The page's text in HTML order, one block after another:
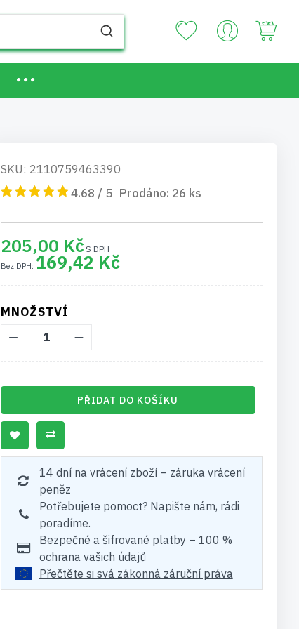
SKU: 2110759463390
4.68 / 5 Prodáno: 26 ks
205,00 Kč
169,42 Kč
MNOŽSTVÍ
PŘIDAT DO KOŠÍKU
14 dní na vrácení zboží – záruka vrácení
peněz
Potřebujete pomoct? Napište nám, rádi
poradíme.
Bezpečné a šifrované platby – 100 %
ochrana vašich údajů
Přečtěte si svá zákonná záruční práva